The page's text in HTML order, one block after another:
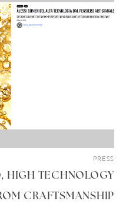
PRESS
HIGH TECHNOLOGY
CRAFTSMANSHIP